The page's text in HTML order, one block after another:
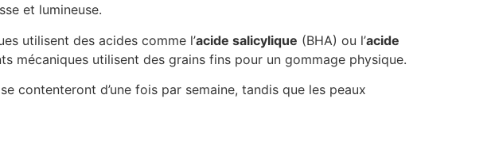
et lumineuse.
utilisent des acides comme l’acide salicylique (BHA) ou l’acide
mécaniques utilisent des grains fins pour un gommage physique.
contenteront d’une fois par semaine, tandis que les peaux